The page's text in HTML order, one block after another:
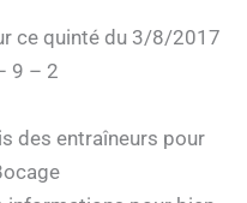
ce quinté du 3/8/2017
9 – 2
des entraîneurs pour